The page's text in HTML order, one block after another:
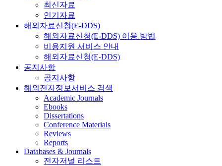
최신자료
인기자료
해외자료신청(E-DDS)
해외자료신청(E-DDS) 이용 방법
비용지원 서비스 안내
해외자료신청(E-DDS)
공지사항
공지사항
해외전자정보서비스 검색
Academic Journals
Ebooks
Dissertations
Conference Materials
Reviews
Reports
Databases & Journals
전자저널 리스트